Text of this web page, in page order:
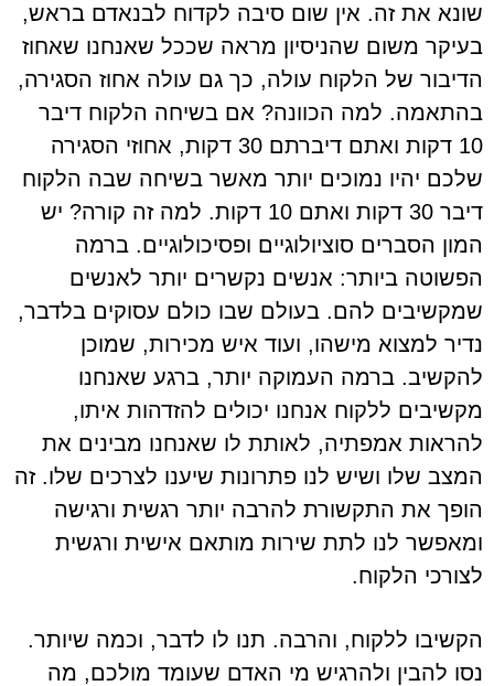
שונא את זה. אין שום סיבה לקדוח לבנאדם בראש,
בעיקר משום שהניסיון מראה שככל שאנחנו שאחוז
הדיבור של הלקוח עולה, כך גם עולה אחוז הסגירה,
בהתאמה. למה הכוונה? אם בשיחה הלקוח דיבר
10 דקות ואתם דיברתם 30 דקות, אחוזי הסגירה
שלכם יהיו נמוכים יותר מאשר בשיחה שבה הלקוח
דיבר 30 דקות ואתם 10 דקות. למה זה קורה? יש
המון הסברים סוציולוגיים ופסיכולוגיים. ברמה
הפשוטה ביותר: אנשים נקשרים יותר לאנשים
שמקשיבים להם. בעולם שבו כולם עסוקים בלדבר,
נדיר למצוא מישהו, ועוד איש מכירות, שמוכן
להקשיב. ברמה העמוקה יותר, ברגע שאנחנו
מקשיבים ללקוח אנחנו יכולים להזדהות איתו,
להראות אמפתיה, לאותת לו שאנחנו מבינים את
המצב שלו ושיש לנו פתרונות שיענו לצרכים שלו. זה
הופך את התקשורת להרבה יותר רגשית ורגישה
ומאפשר לנו לתת שירות מותאם אישית ורגשית
לצורכי הלקוח.
הקשיבו ללקוח, והרבה. תנו לו לדבר, וכמה שיותר.
נסו להבין ולהרגיש מי האדם שעומד מולכם, מה